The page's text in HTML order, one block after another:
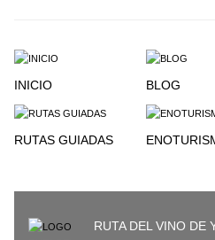
INICIO BLOG
RUTAS GUIADAS
RUTA DEL VINO DE